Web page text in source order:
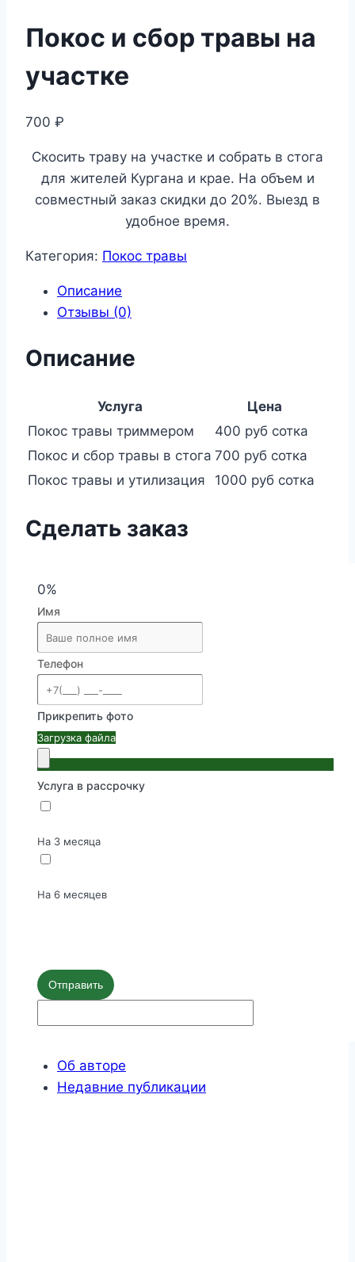
Покос и сбор травы на
участке
700 ₽
Скосить траву на участке и собрать в стога
для жителей Кургана и крае. На объем и
совместный заказ скидки до 20%. Выезд в
удобное время.
Категория: Покос травы
Описание
Отзывы (0)
Описание
Услуга
Цена
Покос травы триммером
400 руб сотка
Покос и сбор травы в стога 700 руб сотка
Покос травы и утилизация
1000 руб сотка
Сделать заказ
0%
Имя
Телефон
Прикрепить фото
Загрузка файла
Услуга в рассрочку
На 3 месяца
На 6 месяцев
Отправить
Об авторе
Недавние публикации